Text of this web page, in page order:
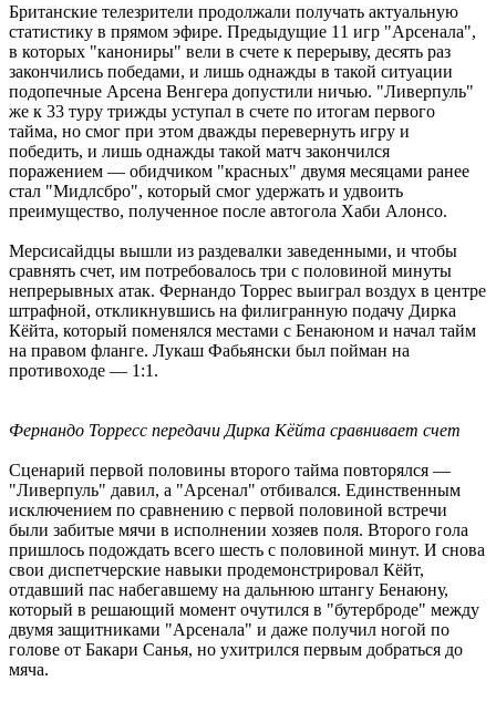
Британские телезрители продолжали получать актуальную
статистику в прямом эфире. Предыдущие 11 игр "Арсенала",
в которых "канониры" вели в счете к перерыву, десять раз
закончились победами, и лишь однажды в такой ситуации
подопечные Арсена Венгера допустили ничью. "Ливерпуль"
же к 33 туру трижды уступал в счете по итогам первого
тайма, но смог при этом дважды перевернуть игру и
победить, и лишь однажды такой матч закончился
поражением — обидчиком "красных" двумя месяцами ранее
стал "Мидлсбро", который смог удержать и удвоить
преимущество, полученное после автогола Хаби Алонсо.
Мерсисайдцы вышли из раздевалки заведенными, и чтобы
сравнять счет, им потребовалось три с половиной минуты
непрерывных атак. Фернандо Торрес выиграл воздух в центре
штрафной, откликнувшись на филигранную подачу Дирка
Кёйта, который поменялся местами с Бенаюном и начал тайм
на правом фланге. Лукаш Фабьянски был пойман на
противоходе — 1:1.
Фернандо Торресс передачи Дирка Кёйта сравнивает счет
Сценарий первой половины второго тайма повторялся —
"Ливерпуль" давил, а "Арсенал" отбивался. Единственным
исключением по сравнению с первой половиной встречи
были забитые мячи в исполнении хозяев поля. Второго гола
пришлось подождать всего шесть с половиной минут. И снова
свои диспетчерские навыки продемонстрировал Кёйт,
отдавший пас набегавшему на дальнюю штангу Бенаюну,
который в решающий момент очутился в "бутерброде" между
двумя защитниками "Арсенала" и даже получил ногой по
голове от Бакари Санья, но ухитрился первым добраться до
мяча.